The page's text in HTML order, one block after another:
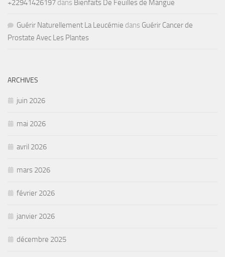
+22941426197 dans Bienfaits De Feuilles de Mangue
Guérir Naturellement La Leucémie dans Guérir Cancer de
Prostate Avec Les Plantes
ARCHIVES
juin 2026
mai 2026
avril 2026
mars 2026
février 2026
janvier 2026
décembre 2025